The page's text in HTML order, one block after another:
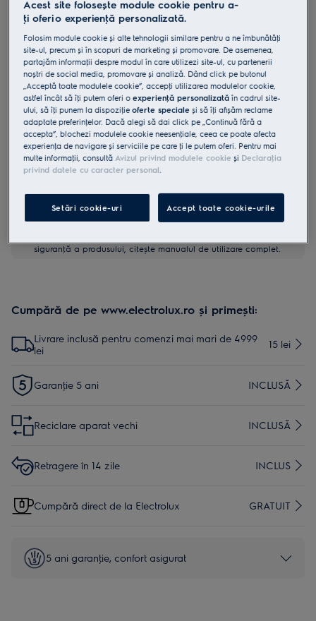
m³/h 60 cm Matt Black painted
4.9 (33)
Fișa cu informaţii despre produs
Beneficii
O hotă eficientă care elimină mirosurile din bucătărie.
ExtractionTech Standard cu motor puternic și eficient.
Pure Illumination. Vizibilitate maximă în timpul gătitului.
Filtru de grăsime fiabil și lavabil la mașina de spălat vase pentru
hota ta.
Instrucţiunile de siguranţă și avertismentele de siguranţă
siguranţă a produsului, citește manualul de utilizare complet.
Cumpără de pe www.electrolux.ro și primești:
Livrare inclusă pentru comenzi mai mari de 4999
lei
15 lei
Garanţie 5 ani INCLUSĂ
Reciclare aparat vechi INCLUSĂ
Retragere în 14 zile INCLUS
Cumpără direct de la Electrolux GRATUIT
5 ani garanţie, confort asigurat
Acest site folosește module cookie pentru a-
ţi oferi o experienţă personalizată.
Folosim module cookie și alte tehnologii similare pentru a ne îmbunătăţi
site-ul, precum și în scopuri de marketing și promovare. De asemenea,
partajăm informaţii despre modul în care utilizezi site-ul, cu partenerii
noștri de social media, promovare și analiză. Dând click pe butonul
„Acceptă toate modulele cookie”, accepţi utilizarea modulelor cookie,
astfel încât să îţi putem oferi oexperienţă personalizată în cadrul site-
ului, să îţi punem la dispoziţieoferte speciale și să îţi afișăm reclame
adaptate preferinţelor. Dacă alegi să dai click pe „Continuă fără a
accepta”, blochezi modulele cookie neesenţiale, ceea ce poate afecta
experienţa de navigare și serviciile pe care ţi le putem oferi. Pentru mai
multe informaţii, consultă Avizul privind modulele cookie și Declaraţia
privind datele cu caracter personal.
Setări cookie-uri Accept toate cookie-urile